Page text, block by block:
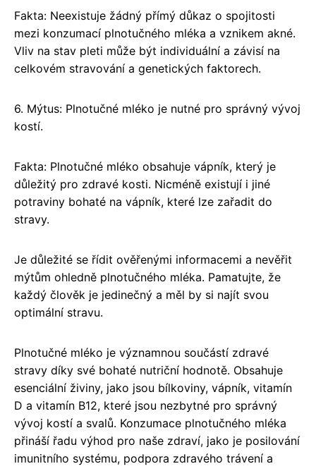
Fakta: Neexistuje žádný přímý důkaz o spojitosti
mezi konzumací plnotučného mléka a vznikem akné.
Vliv na stav pleti může být individuální a závisí na
celkovém stravování a genetických faktorech.
6. Mýtus: Plnotučné mléko je nutné pro správný vývoj
kostí.
Fakta: Plnotučné mléko obsahuje vápník, který je
důležitý pro zdravé kosti. Nicméně existují i jiné
potraviny bohaté na vápník, které lze zařadit do
stravy.
Je důležité se řídit ověřenými informacemi a nevěřit
mýtům ohledně plnotučného mléka. Pamatujte, že
každý člověk je jedinečný a měl by si najít svou
optimální stravu.
Plnotučné mléko je významnou součástí zdravé
stravy díky své bohaté nutriční hodnotě. Obsahuje
esenciální živiny, jako jsou bílkoviny, vápník, vitamín
D a vitamín B12, které jsou nezbytné pro správný
vývoj kostí a svalů. Konzumace plnotučného mléka
přináší řadu výhod pro naše zdraví, jako je posilování
imunitního systému, podpora zdravého trávení a